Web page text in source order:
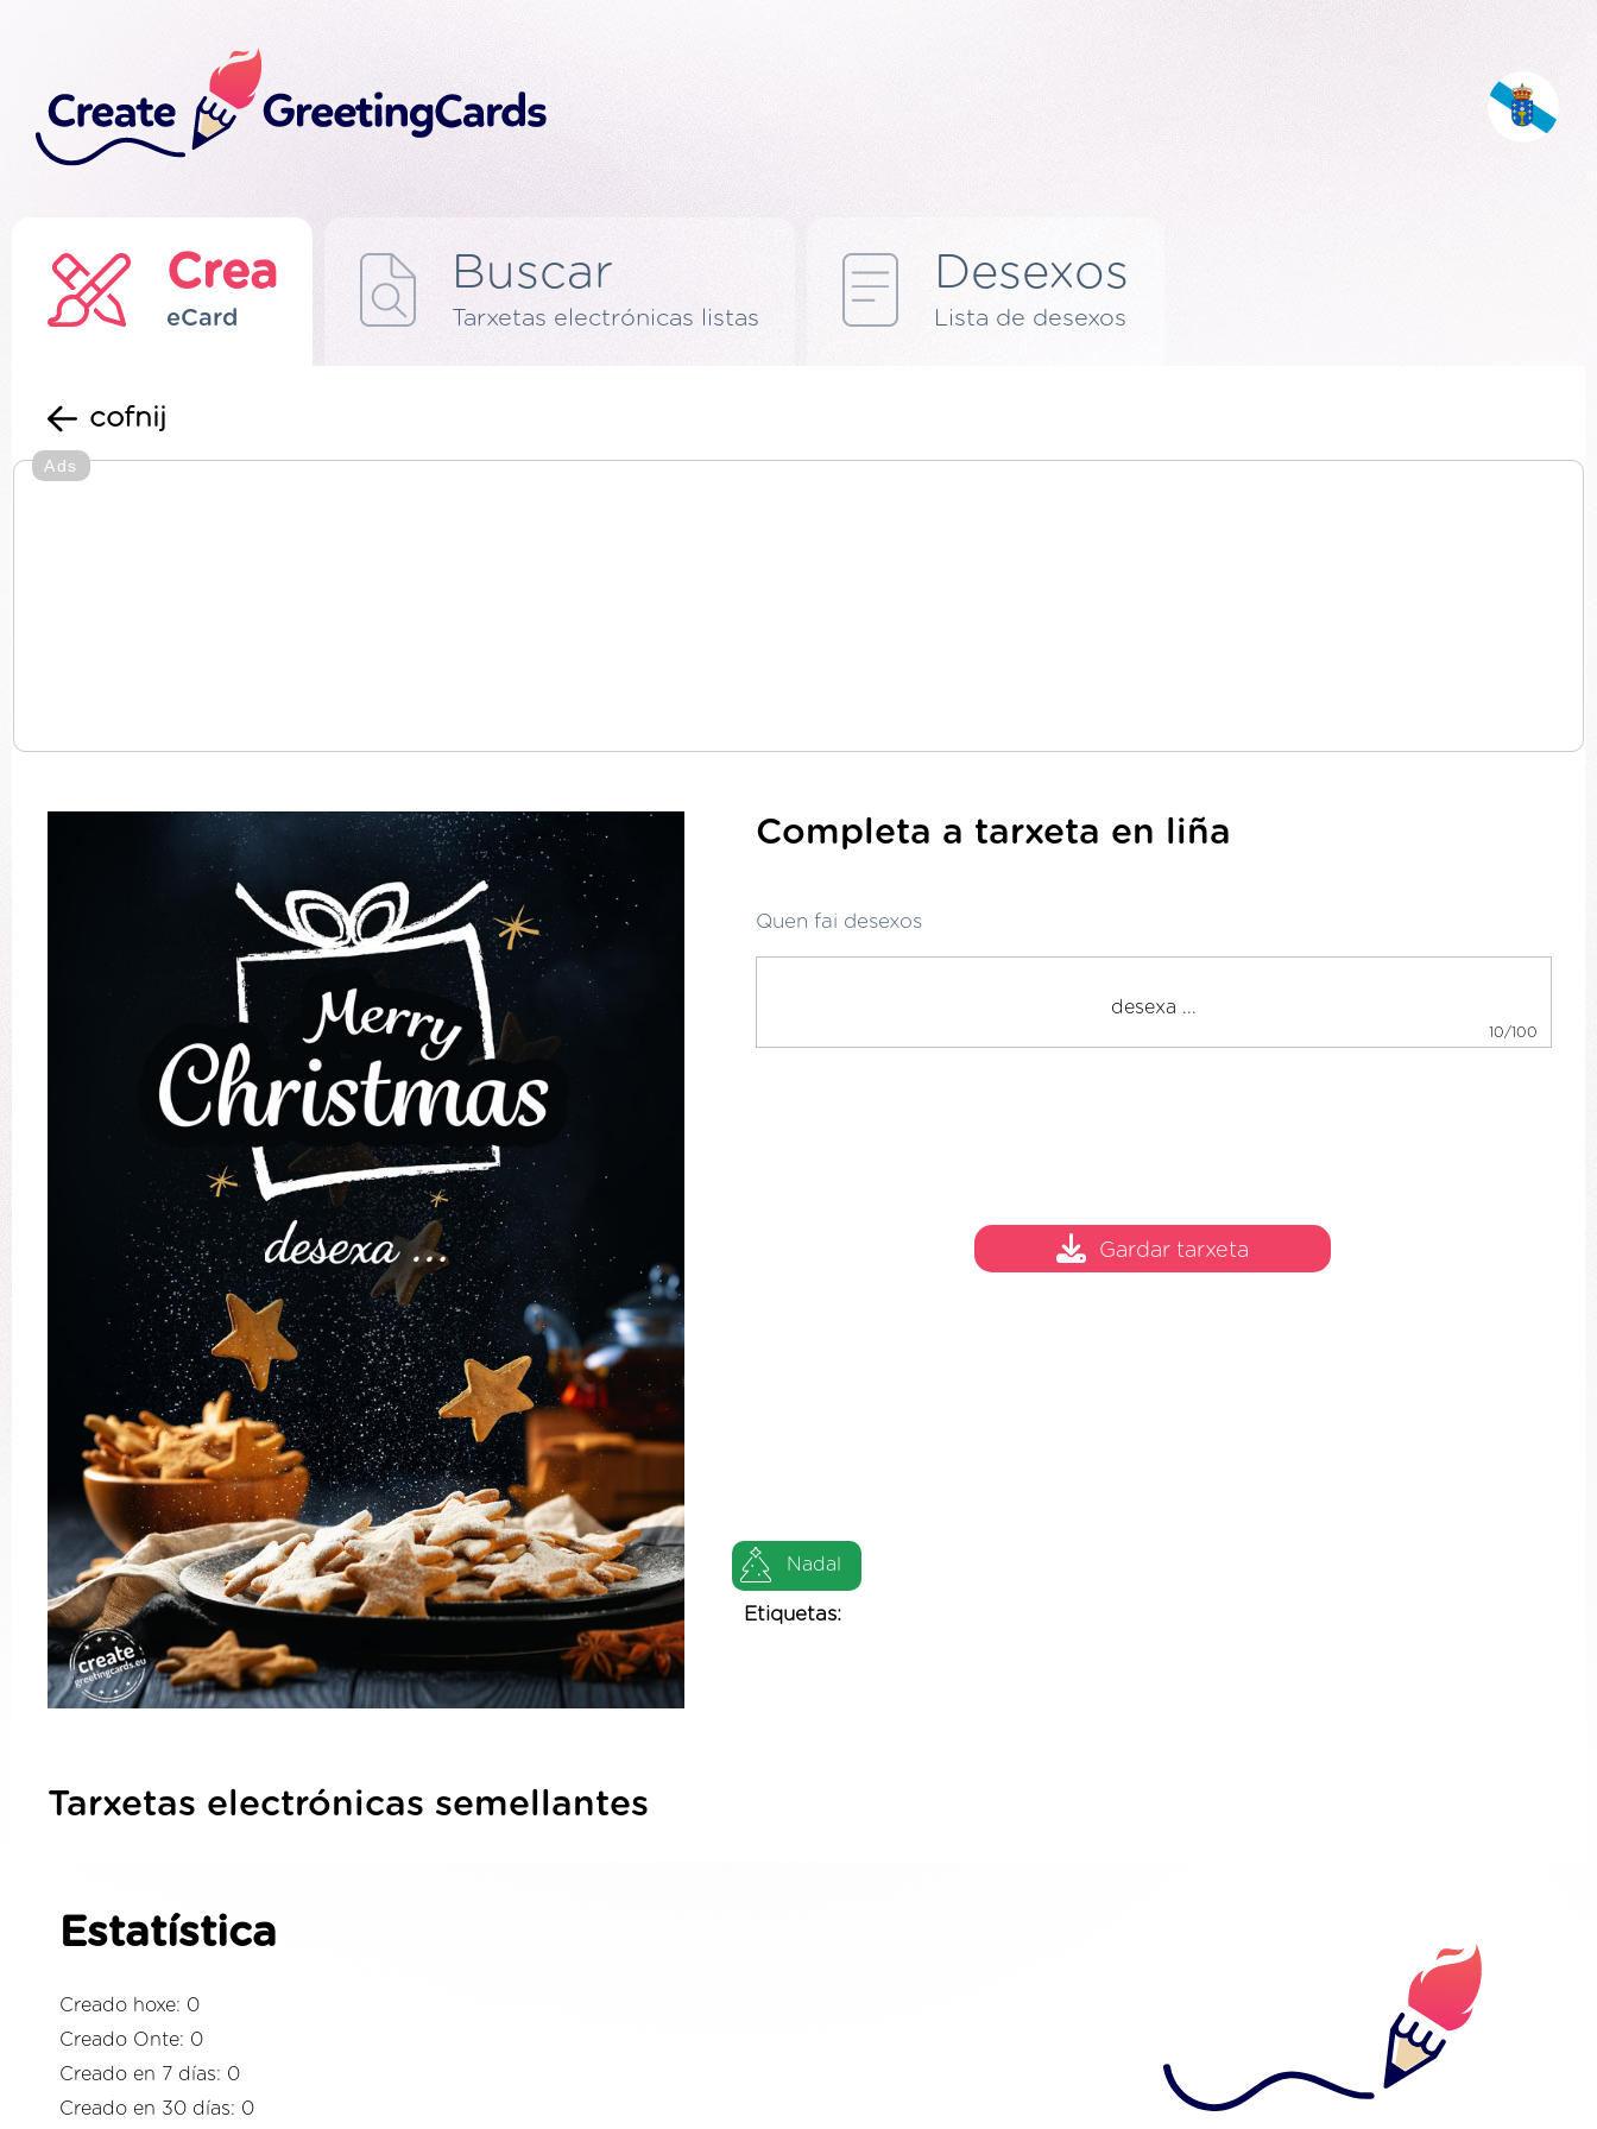
Crea
eCard
Buscar
Tarxetas electrónicas listas
Desexos
Lista de desexos
cofnij
Ads
Completa a tarxeta en liña
Quen fai desexos
10/100
Nadal
Etiquetas:
Gardar tarxeta
Tarxetas electrónicas semellantes
Estatística
Creado hoxe: 0
Creado Onte: 0
Creado en 7 días: 0
Creado en 30 días: 0